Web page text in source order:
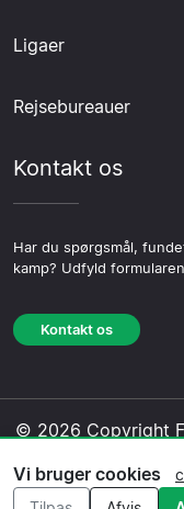
Ligaer
Rejsebureauer
Kontakt os
Har du spørgsmål,
kamp? Udfyld
Kontakt os
© 2026 Copyright
Vi bruger cookies